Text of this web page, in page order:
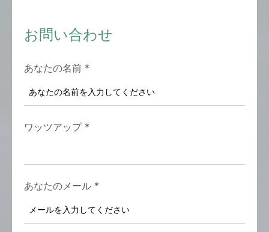
お問い合わせ
あなたの名前 *
ワッツアップ *
あなたのメール *